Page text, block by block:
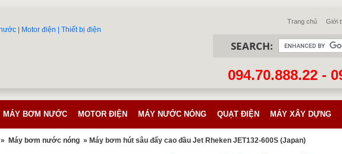
Trang chủ Giới
SEARCH:
094.70.888.22 -
MÁY BƠM NƯỚC MOTOR ĐIỆN MÁY NƯỚC NÓNG QUẠT ĐIỆN MÁY XÂY DỰNG
» Máy bơm nước nóng » Máy bơm hút sâu đẩy cao đầu Jet Rheken JET132-600S (Japan)